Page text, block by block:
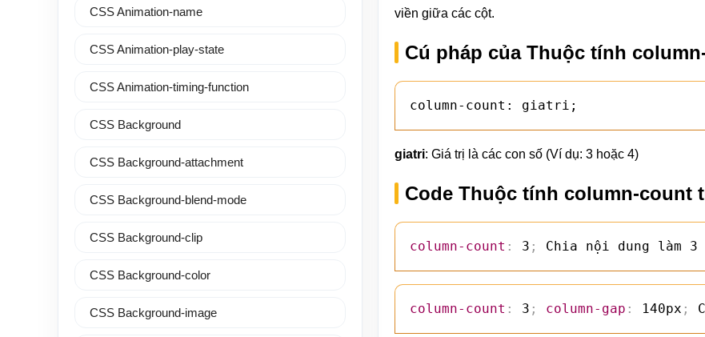
viền giữa các cột.
Cú pháp của Thuộc tính
column-count: giatri;
giatri: Giá trị là các con số (Ví dụ: 3 hoặc 4)
Code Thuộc tính column-count
column-count : 3 ; Chia nội dung làm 3
column-count : 3 ; column-gap : 140px ;
CSS Animation-name
CSS Animation-play-state
CSS Animation-timing-function
CSS Background
CSS Background-attachment
CSS Background-blend-mode
CSS Background-clip
CSS Background-color
CSS Background-image